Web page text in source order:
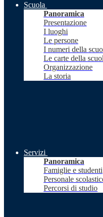
Scuola
Panoramica
Presentazione
I luoghi
Le persone
I numeri della
Le carte della
Organizzazione
La storia
Servizi
Panoramica
Famiglie e studenti
Personale
Percorsi di studio